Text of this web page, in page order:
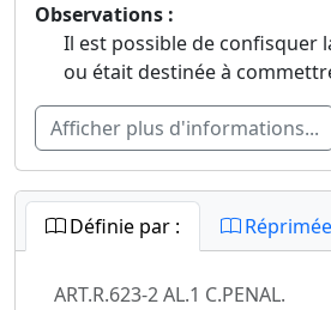
Observations :
Il est possible de confisquer
ou était destinée à
Afficher plus d'informations...
Définie par :
ART.R.623-2 AL.1 C.PENAL.